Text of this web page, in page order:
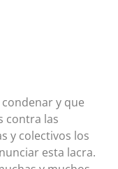
y que
contra las
y colectivos los
esta lacra.